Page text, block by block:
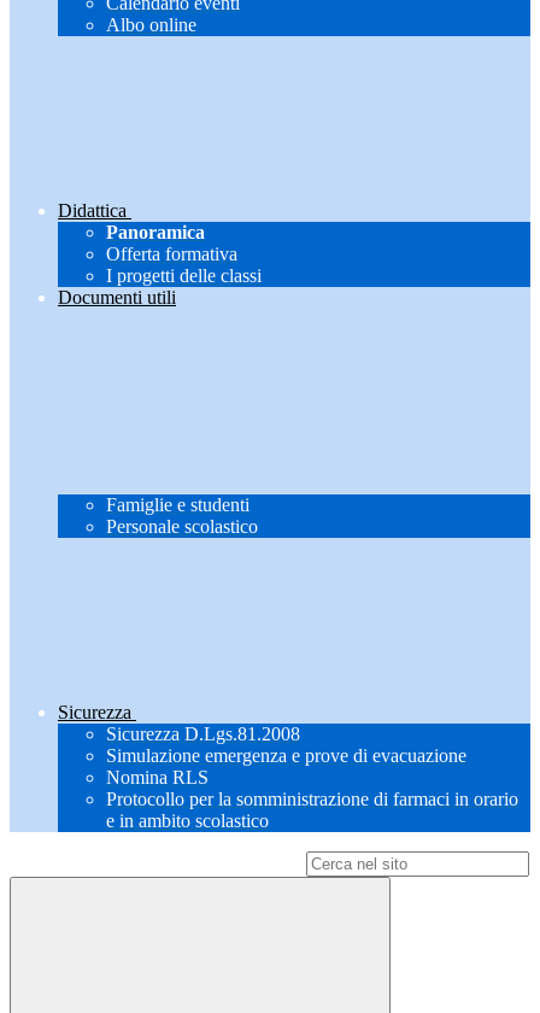
Albo online
Didattica
Panoramica
Offerta formativa
I progetti delle classi
Documenti utili
Famiglie e studenti
Personale scolastico
Sicurezza
Sicurezza D.Lgs.81.2008
Simulazione emergenza e prove di evacuazione
Nomina RLS
Protocollo per la somministrazione di farmaci in orario
e in ambito scolastico